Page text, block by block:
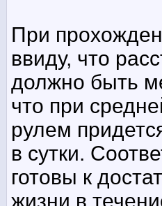
При
ввиду, что
должно быть
что при
рулем
в сутки.
готовы к
жизни в